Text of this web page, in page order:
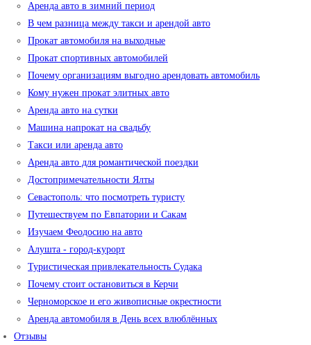
Аренда авто в зимний период
В чем разница между такси и арендой авто
Прокат автомобиля на выходные
Прокат спортивных автомобилей
Почему организациям выгодно арендовать автомобиль
Кому нужен прокат элитных авто
Аренда авто на сутки
Машина напрокат на свадьбу
Такси или аренда авто
Аренда авто для романтической поездки
Достопримечательности Ялты
Севастополь: что посмотреть туристу
Путешествуем по Евпатории и Сакам
Изучаем Феодосию на авто
Алушта - город-курорт
Туристическая привлекательность Судака
Почему стоит остановиться в Керчи
Черноморское и его живописные окрестности
Аренда автомобиля в День всех влюблённых
Отзывы